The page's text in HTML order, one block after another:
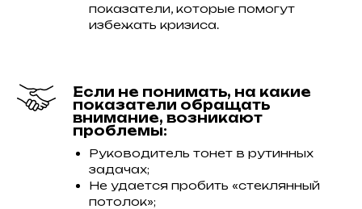
показатели, которые помогут
избежать кризиса.
Если не понимать, на какие
показатели обращать
внимание, возникают
проблемы:
Руководитель тонет в рутинных
задачах;
Не удается пробить «стеклянный
потолок»;